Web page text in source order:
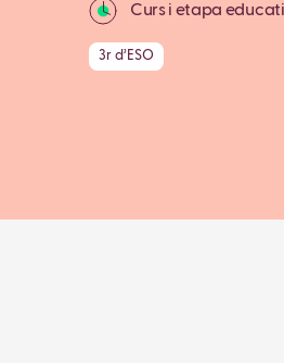
Curs i etapa
3r d’ESO